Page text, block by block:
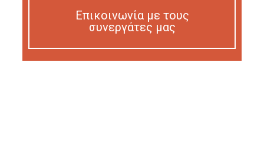
Επικοινωνία με τους
συνεργάτες μας